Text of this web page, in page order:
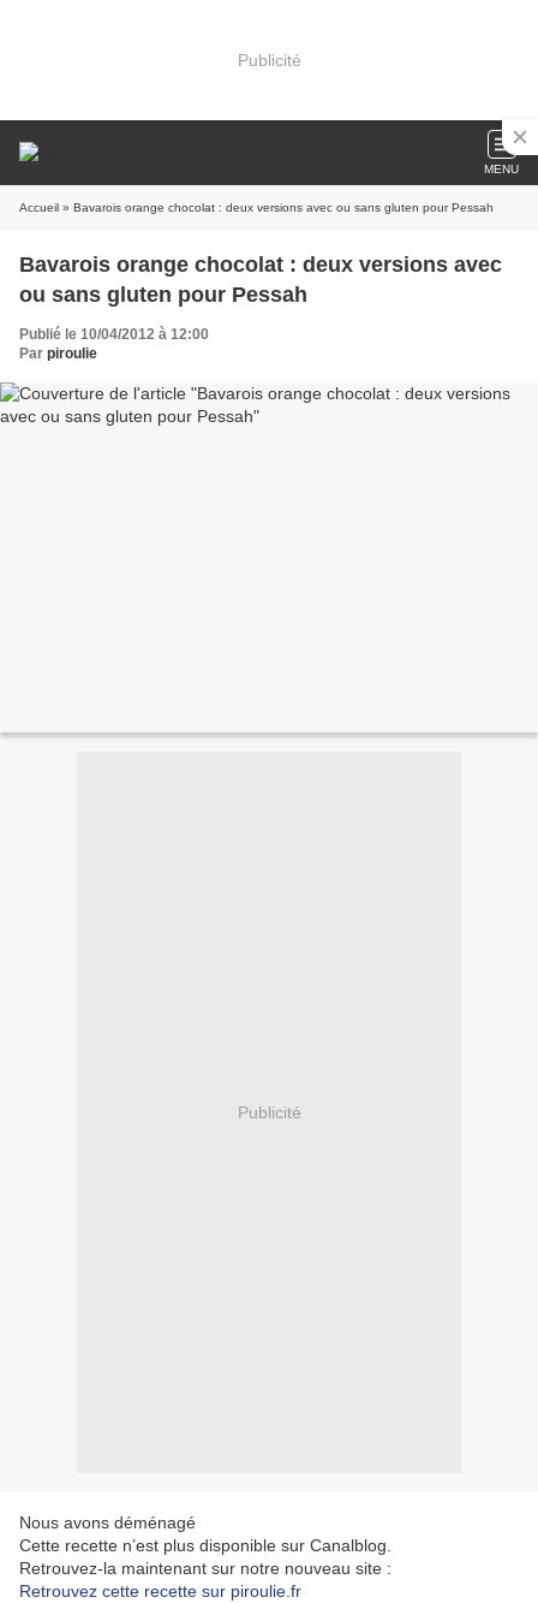
Publicité
MENU
Accueil » Bavarois orange chocolat : deux versions avec ou sans gluten pour Pessah
Bavarois orange chocolat : deux versions avec
ou sans gluten pour Pessah
Publié le 10/04/2012 à 12:00
Par piroulie
Publicité
Nous avons déménagé
Cette recette n’est plus disponible sur Canalblog.
Retrouvez-la maintenant sur notre nouveau site :
Retrouvez cette recette sur piroulie.fr